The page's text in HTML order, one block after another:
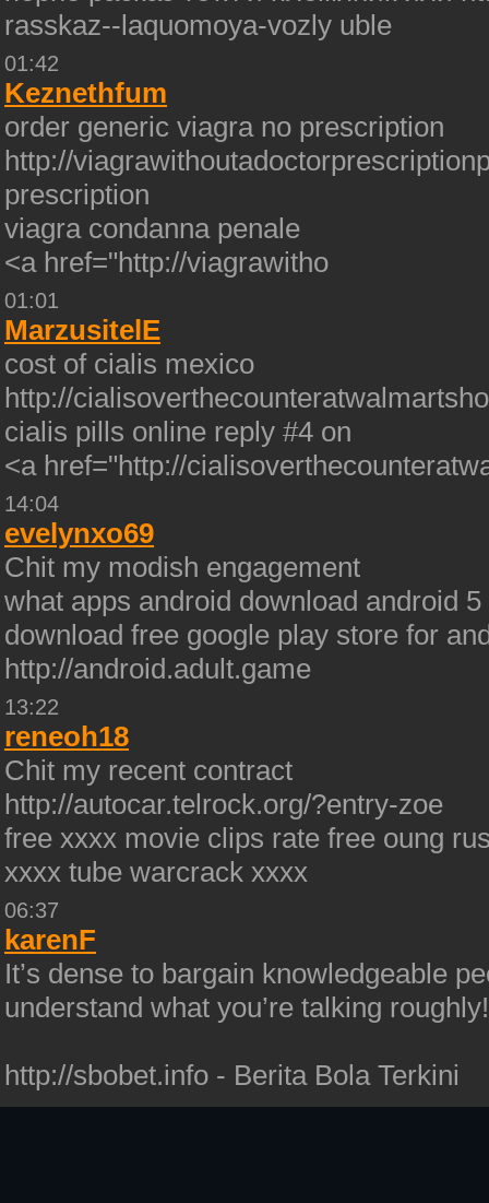
rasskaz--laquomoya-vozly uble
01:42
Keznethfum
order generic viagra no prescription
http://
prescription
viagra condanna penale
<a href="http://viagrawitho
01:01
MarzusitelE
cost of cialis mexico
http://
cialis pills online reply #4 on
<a href="http://
14:04
evelynxo69
Chit my modish engagement
what apps android download android
download free google play store for
http://android.adult.game
13:22
reneoh18
Chit my recent contract
http://autocar.telrock.org/?entry-zoe
free xxxx movie clips rate free oung
xxxx tube warcrack xxxx
06:37
karenF
It’s dense to bargain knowledgeable
understand what you’re talking
http://sbobet.info - Berita Bola Terkini